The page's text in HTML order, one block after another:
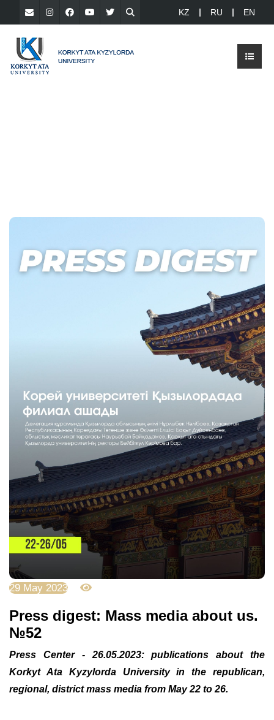
KZ RU EN
29 May 2023
Press digest: Mass media about us.
№52
Press Center - 26.05.2023: publications about the
Korkyt Ata Kyzylorda University in the republican,
regional, district mass media from May 22 to 26.